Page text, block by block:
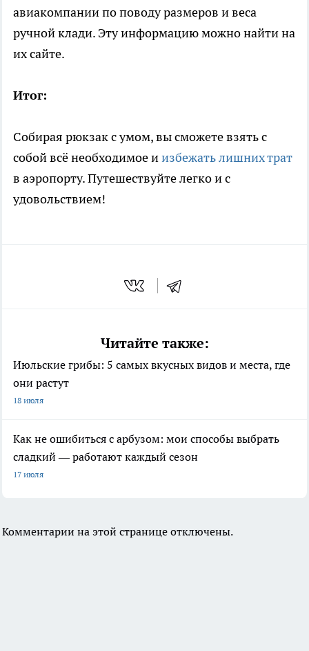
авиакомпании по поводу размеров и веса
ручной клади. Эту информацию можно найти на
их сайте.
Итог:
Собирая рюкзак с умом, вы сможете взять с
собой всё необходимое иизбежать лишних трат
в аэропорту. Путешествуйте легко и с
удовольствием!
Читайте также:
Июльские грибы: 5 самых вкусных видов и места, где
они растут
18 июля
Как не ошибиться с арбузом: мои способы выбрать
сладкий — работают каждый сезон
17 июля
Комментарии на этой странице отключены.